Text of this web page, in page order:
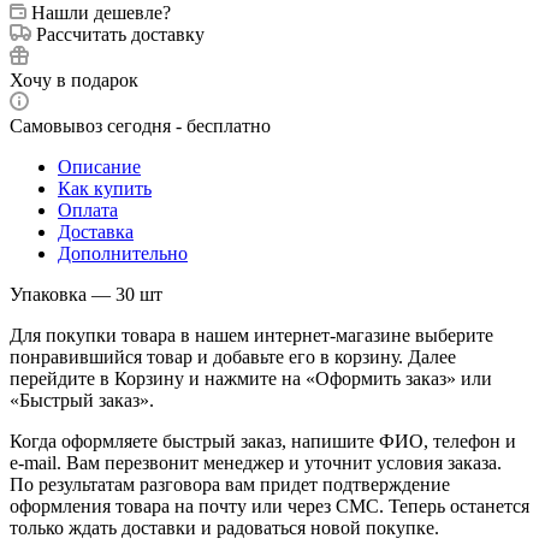
Нашли дешевле?
Рассчитать доставку
Хочу в подарок
Самовывоз сегодня - бесплатно
Описание
Как купить
Оплата
Доставка
Дополнительно
Упаковка — 30 шт
Для покупки товара в нашем интернет-магазине выберите
понравившийся товар и добавьте его в корзину. Далее
перейдите в Корзину и нажмите на «Оформить заказ» или
«Быстрый заказ».
Когда оформляете быстрый заказ, напишите ФИО, телефон и
e-mail. Вам перезвонит менеджер и уточнит условия заказа.
По результатам разговора вам придет подтверждение
оформления товара на почту или через СМС. Теперь останется
только ждать доставки и радоваться новой покупке.